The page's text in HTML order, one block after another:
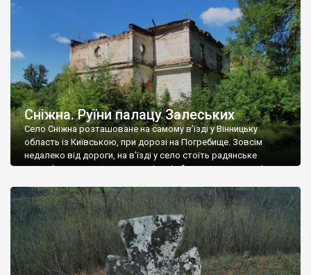
Сніжна. Руїни палацу Залеських
Село Сніжна розташоване на самому в’їзді у Вінницьку
область із Київською, при дорозі на Погребище. Зовсім
недалеко від дороги, на в’їзді у село стоїть радянське
рельєфне пано, яке показує жінку і яблуню, а трохи далі, десь
не видно, але видно дві стареньких колії у траві – […]